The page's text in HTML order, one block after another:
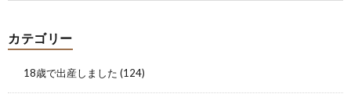
カテゴリー
18歳で出産しました (124)